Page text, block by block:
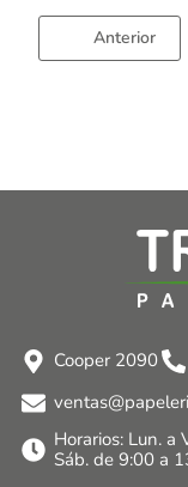
Anterior
Cooper 2090
Horarios: Lun. a
Sáb. de 9:00 a